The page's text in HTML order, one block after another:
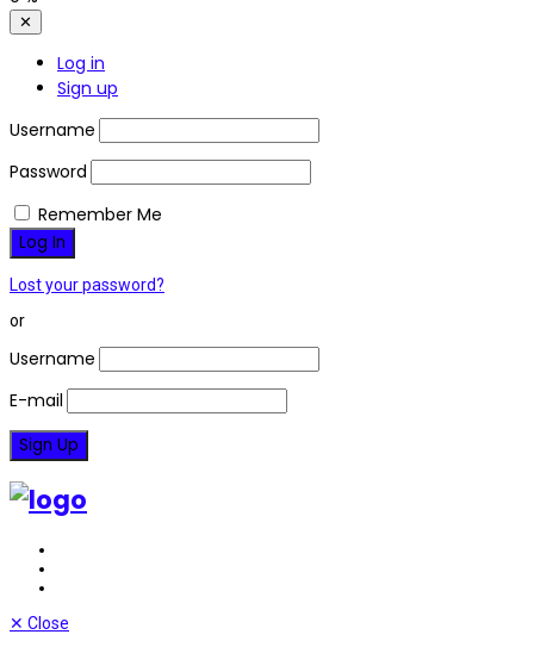
✕
Log in
Sign up
Username
Password
Remember Me
Lost your password?
or
Username
E-mail
✕ Close